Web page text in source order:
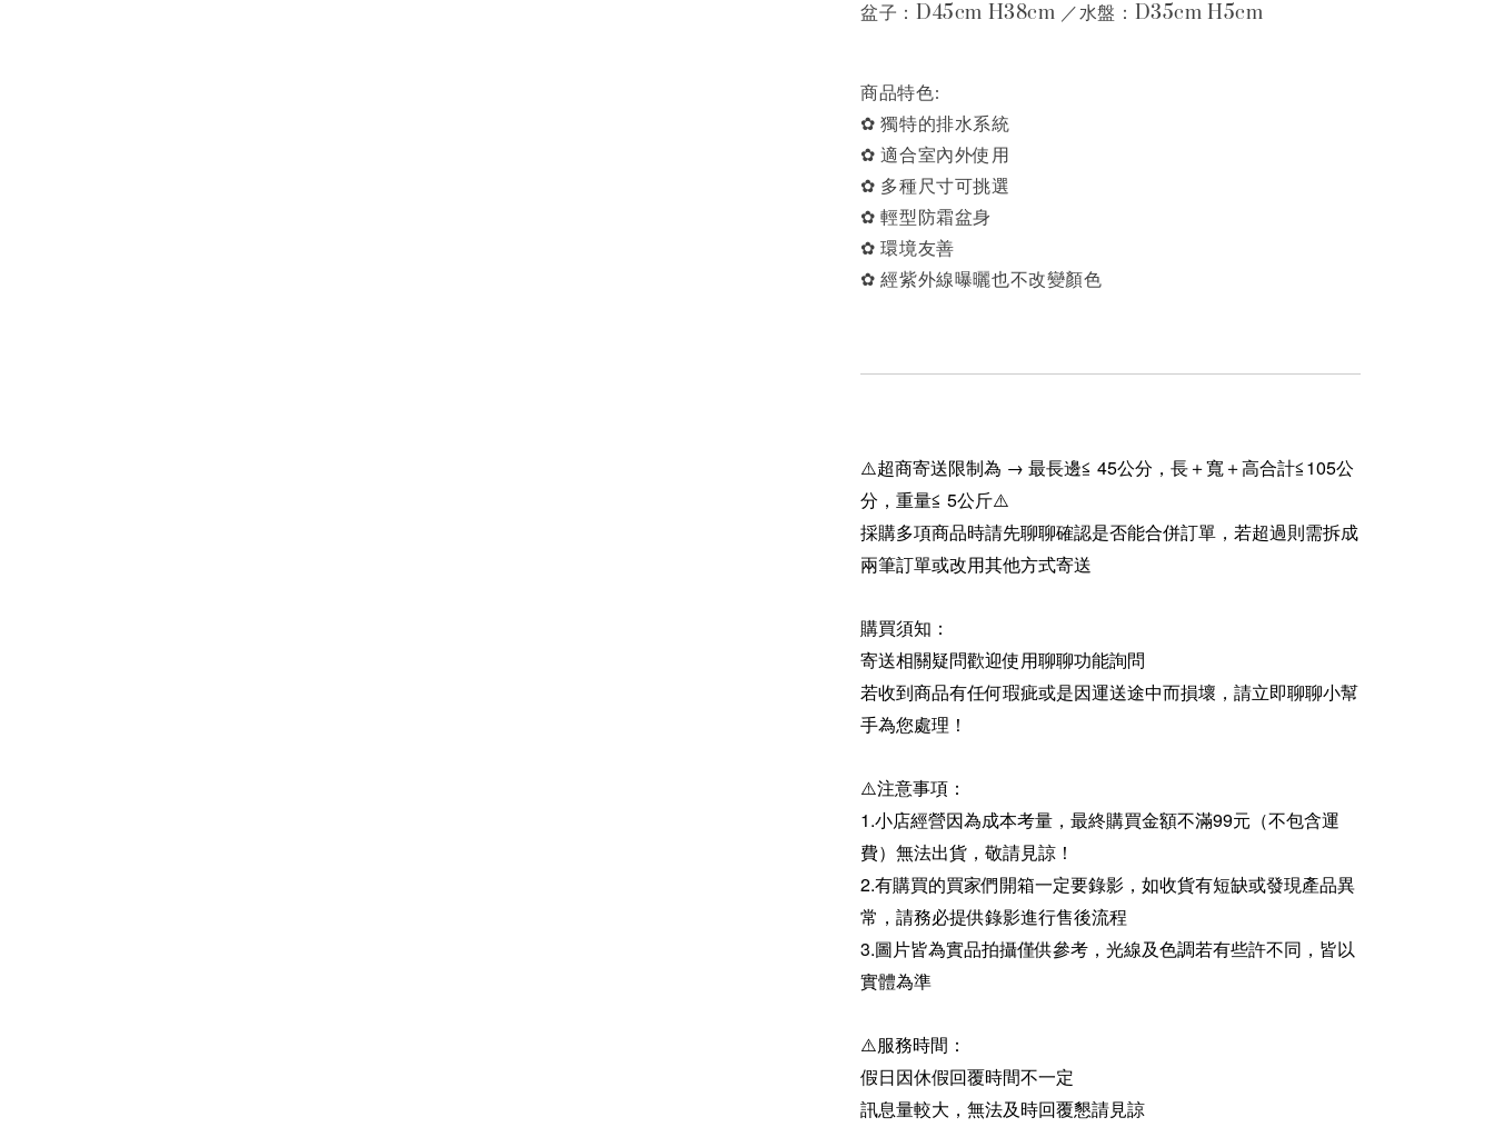
盆子：D45cm H38cm ／水盤：D35cm H5cm
商品特色:
✿ 獨特的排水系統
✿ 適合室內外使用
✿ 多種尺寸可挑選
✿ 輕型防霜盆身
✿ 環境友善
✿ 經紫外線曝曬也不改變顏色
⚠️超商寄送限制為 → 最長邊≦ 45公分，長＋寬＋高合計≦105公
分，重量≦ 5公斤⚠️
採購多項商品時請先聊聊確認是否能合併訂單，若超過則需拆成
兩筆訂單或改用其他方式寄送
購買須知：
寄送相關疑問歡迎使用聊聊功能詢問
若收到商品有任何瑕疵或是因運送途中而損壞，請立即聊聊小幫
手為您處理！
⚠️注意事項：
1.小店經營因為成本考量，最終購買金額不滿99元（不包含運
費）無法出貨，敬請見諒！
2.有購買的買家們開箱一定要錄影，如收貨有短缺或發現產品異
常，請務必提供錄影進行售後流程
3.圖片皆為實品拍攝僅供參考，光線及色調若有些許不同，皆以
實體為準
⚠️服務時間：
假日因休假回覆時間不一定
訊息量較大，無法及時回覆懇請見諒